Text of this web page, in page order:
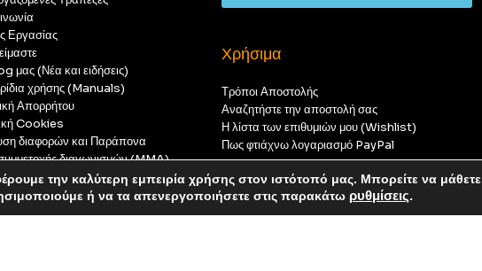
σκοπούς — καμία παραγγελία δεν θα ολοκληρωθεί.
Εργασίας
μας (Νέα και ειδήσεις)
χρήσης (Manuals)
Απορρήτου
Cookies
διαφορών και Παράπονα
διαγωνισμών (MMA)
Compliant
Χρήσιμα
Τρόποι Αποστολής
Αναζητήστε την αποστολή σας
Η λίστα των επιθυμιών μου (Wishlist)
Πως φτιάχνω λογαριασμό PayPal
την καλύτερη εμπειρία χρήσης στον ιστότοπό μας. Μπορείτε να μάθετε
ή να τα απενεργοποιήσετε στις παρακάτω ρυθμίσεις.